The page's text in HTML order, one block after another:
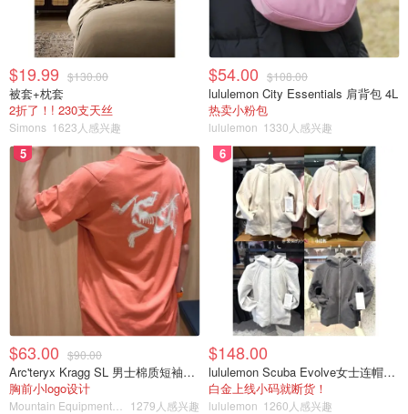
$19.99 $130.00
被套+枕套
2折了！! 230支天丝
Simons 1623人感兴趣
$54.00 $108.00
lululemon City Essentials 肩背包 4L
热卖小粉包
lululemon 1330人感兴趣
5
$63.00 $90.00
Arc'teryx Kragg SL 男士棉质短袖T恤
胸前小logo设计
1279人感兴趣
6
$148.00
lululemon Scuba Evolve女士连帽卫衣 全拉链
白金上线小码就断货！
lululemon 1260人感兴趣